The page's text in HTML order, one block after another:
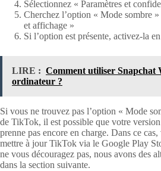
Sélectionnez « Paramètres et
Cherchez l’option « Mode sombre
et affichage »
Si l’option est présente, activez-la
LIRE : Comment utiliser Snapchat
ordinateur ?
Si vous ne trouvez pas l’option « Mode
de TikTok, il est possible que votre
prenne pas encore en charge. Dans ce
mettre à jour TikTok via le Google Play
ne vous découragez pas, nous avons des
dans la section suivante.